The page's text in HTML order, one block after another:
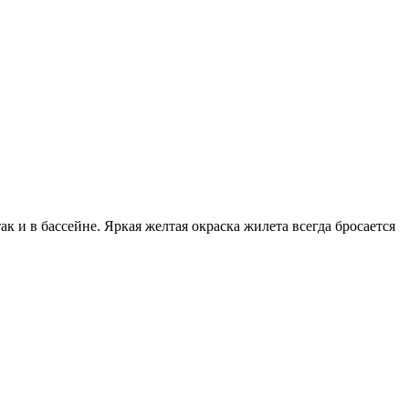
в бассейне. Яркая желтая окраска жилета всегда бросается